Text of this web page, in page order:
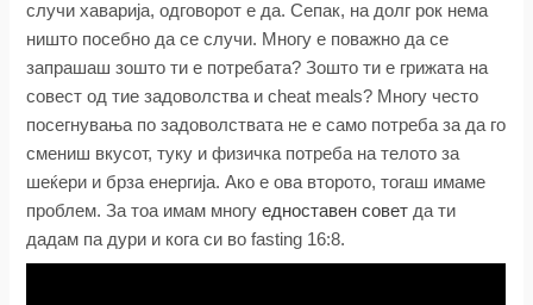
случи хаварија, одговорот е да. Сепак, на долг рок нема
ништо посебно да се случи. Многу е поважно да се
запрашаш зошто ти е потребата? Зошто ти е грижата на
совест од тие задоволства и cheat meals? Mногу често
посегнувања по задоволствата не е само потреба за да го
смениш вкусот, туку и физичка потреба на телото за
шеќери и брза енергија. Ако е ова второто, тогаш имаме
проблем. За тоа имам многуедноставен совет да ти
дадам па дури и кога си во fasting 16:8.